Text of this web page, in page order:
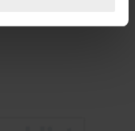
klicken.